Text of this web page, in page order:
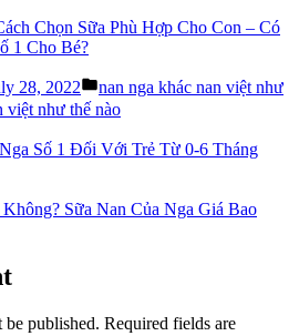
Chọn Sữa Phù Hợp Cho Con – Có
1 Cho Bé?
28, 2022
Posted
in
nan nga khác nan việt như
việt như thế nào
Số 1 Đối Với Trẻ Từ 0-6 Tháng
Sữa Nan Của Nga Giá Bao
published. Required fields are